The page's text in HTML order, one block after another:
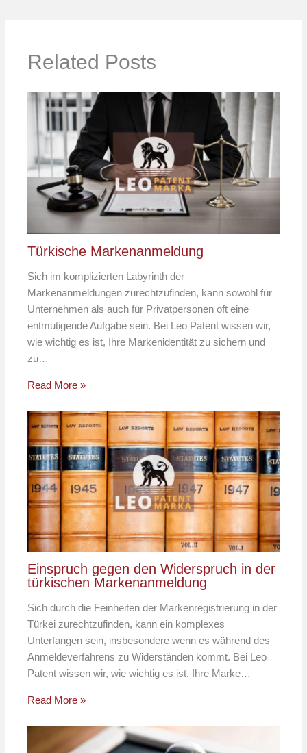
Related Posts
Türkische Markenanmeldung
Sich im komplizierten Labyrinth der
Markenanmeldungen zurechtzufinden, kann sowohl für
Unternehmen als auch für Privatpersonen oft eine
entmutigende Aufgabe sein. Bei Leo Patent wissen wir,
wie wichtig es ist, Ihre Markenidentität zu sichern und
zu…
Read More »
Einspruch gegen den Widerspruch in der
türkischen Markenanmeldung
Sich durch die Feinheiten der Markenregistrierung in der
Türkei zurechtzufinden, kann ein komplexes
Unterfangen sein, insbesondere wenn es während des
Anmeldeverfahrens zu Widerständen kommt. Bei Leo
Patent wissen wir, wie wichtig es ist, Ihre Marke…
Read More »